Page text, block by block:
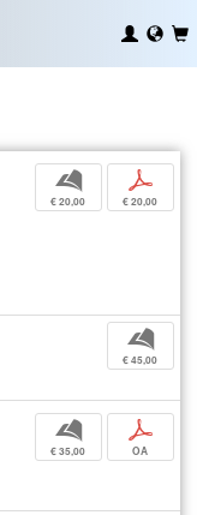
b
€ 20,00
p
€ 20,00
b
€ 45,00
b
€ 35,00
p
OA